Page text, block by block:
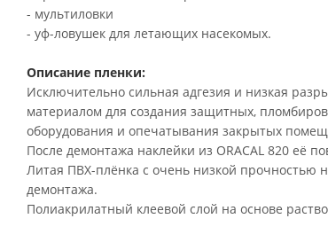
- мультиловки
- уф-ловушек для летающих насекомых.
Описание пленки:
Исключительно сильная адгезия и низкая
материалом для создания защитных,
оборудования и опечатывания закрытых
После демонтажа наклейки из ORACAL 820 её
Литая ПВХ-плёнка с очень низкой прочностью
демонтажа.
Полиакрилатный клеевой слой на основе